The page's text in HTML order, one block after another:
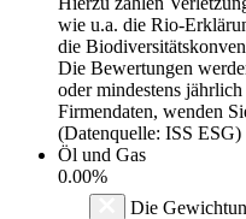
wie u.a. die Rio-
die
Die Bewertungen
oder mindestens
Firmendaten, wenden
(Datenquelle: ISS ESG)
Öl und Gas
0.00%
Die